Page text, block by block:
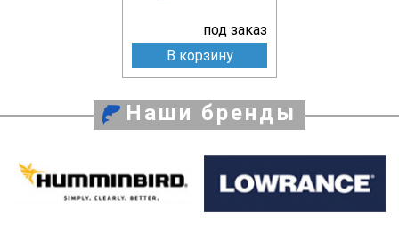
под заказ
В корзину
Наши бренды